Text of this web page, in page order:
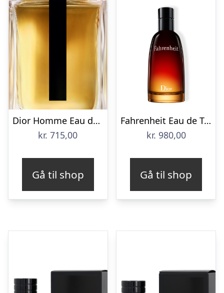
Dior Homme Eau de Toilette
kr. 715,00
Gå til shop
Fahrenheit Eau de Toilette
kr. 980,00
Gå til shop